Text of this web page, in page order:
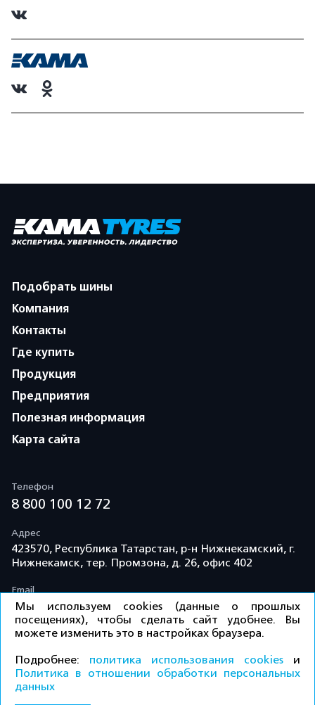
Подобрать шины
Компания
Контакты
Где купить
Продукция
Предприятия
Полезная информация
Карта сайта
Телефон
8 800 100 12 72
Адрес
423570, Республика Татарстан, р-н Нижнекамский, г.
Нижнекамск, тер. Промзона, д. 26, офис 402
Email
info@td-kama.com
©ООО «Торговый дом «Кама» 2026 / Все права
защищены.
Политика конфиденциальности
Мы используем cookies (данные о прошлых
посещениях), чтобы сделать сайт удобнее. Вы
можете изменить это в настройках браузера.
Подробнее: политика использования cookies и
Политика в отношении обработки персональных
данных